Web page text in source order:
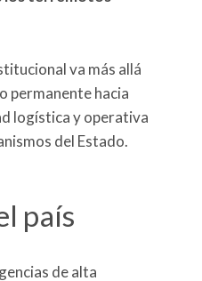
va más allá
permanente hacia
logística y operativa
del Estado.
país
de alta